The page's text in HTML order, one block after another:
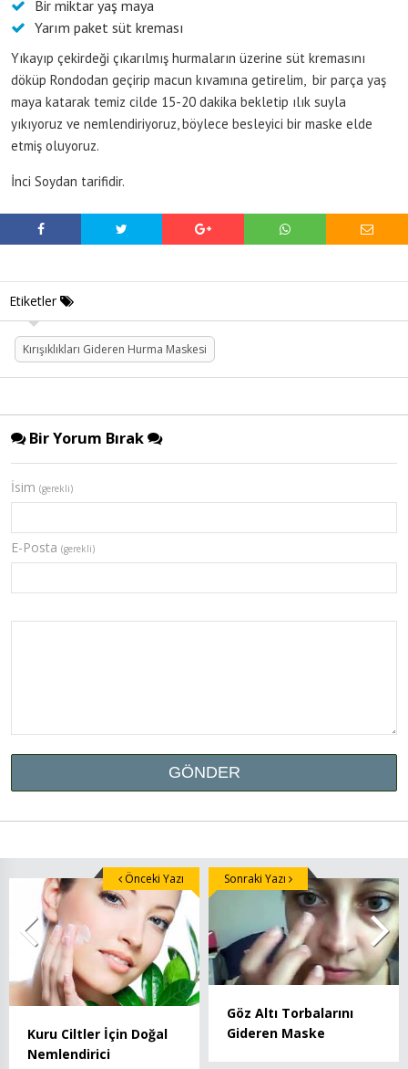
Bir miktar yaş maya
Yarım paket süt kreması
Yıkayıp çekirdeği çıkarılmış hurmaların üzerine süt kremasını
döküp Rondodan geçirip macun kıvamına getirelim, bir parça yaş
maya katarak temiz cilde 15-20 dakika bekletip ılık suyla
yıkıyoruz ve nemlendiriyoruz, böylece besleyici bir maske elde
etmiş oluyoruz.
İnci Soydan tarifidir.
Etiketler
Kırışıklıkları Gideren Hurma Maskesi
Bir Yorum Bırak
İsim (gerekli)
E-Posta (gerekli)
Kuru Ciltler İçin Doğal
Nemlendirici
Önceki Yazı
Göz Altı Torbalarını
Gideren Maske
Sonraki Yazı